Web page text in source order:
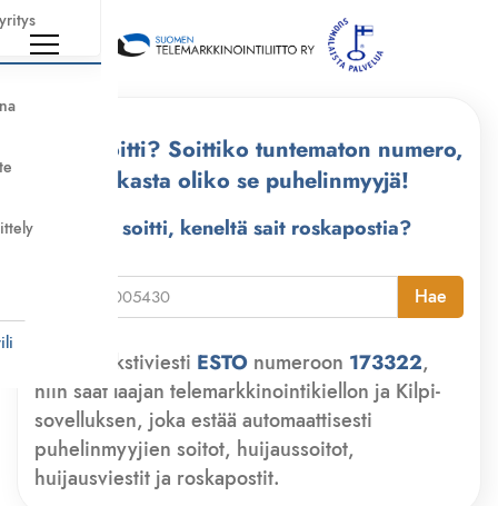
Kuka soitti? Soittiko tuntematon numero,
tarkasta oliko se puhelinmyyjä!
Kuka soitti, keneltä sait roskapostia?
Hae
Lähetä tekstiviesti ESTO numeroon 173322,
niin saat laajan telemarkkinointikiellon ja Kilpi-
sovelluksen, joka estää automaattisesti
puhelinmyyjien soitot, huijaussoitot,
huijausviestit ja roskapostit.